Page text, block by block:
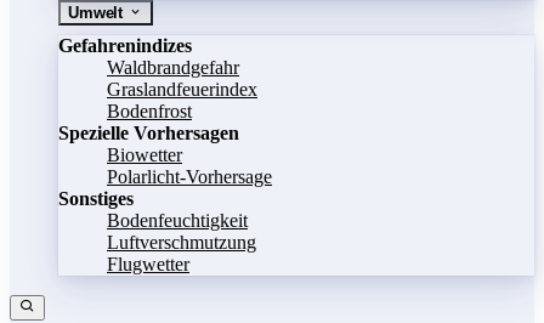
Umwelt
Gefahrenindizes
Waldbrandgefahr
Graslandfeuerindex
Bodenfrost
Spezielle Vorhersagen
Biowetter
Polarlicht-Vorhersage
Sonstiges
Bodenfeuchtigkeit
Luftverschmutzung
Flugwetter